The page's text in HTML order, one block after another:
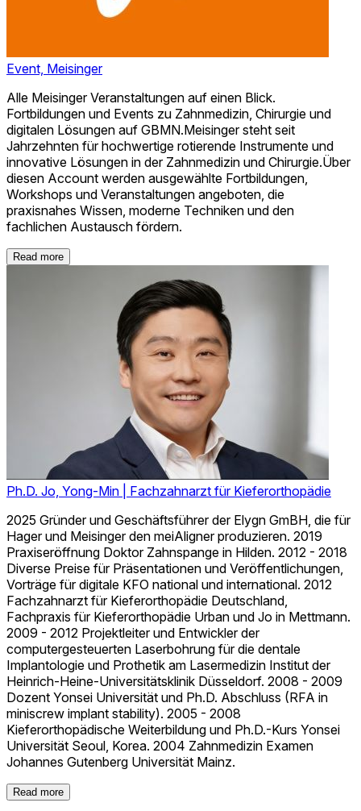
Event, Meisinger
Alle Meisinger Veranstaltungen auf einen Blick.
Fortbildungen und Events zu Zahnmedizin, Chirurgie und
digitalen Lösungen auf GBMN.Meisinger steht seit
Jahrzehnten für hochwertige rotierende Instrumente und
innovative Lösungen in der Zahnmedizin und Chirurgie.Über
diesen Account werden ausgewählte Fortbildungen,
Workshops und Veranstaltungen angeboten, die
praxisnahes Wissen, moderne Techniken und den
fachlichen Austausch fördern.
Read more
Ph.D. Jo, Yong-Min
| Fachzahnarzt für Kieferorthopädie
2025 Gründer und Geschäftsführer der Elygn GmBH, die für
Hager und Meisinger den meiAligner produzieren. 2019
Praxiseröffnung Doktor Zahnspange in Hilden. 2012 - 2018
Diverse Preise für Präsentationen und Veröffentlichungen,
Vorträge für digitale KFO national und international. 2012
Fachzahnarzt für Kieferorthopädie Deutschland,
Fachpraxis für Kieferorthopädie Urban und Jo in Mettmann.
2009 - 2012 Projektleiter und Entwickler der
computergesteuerten Laserbohrung für die dentale
Implantologie und Prothetik am Lasermedizin Institut der
Heinrich-Heine-Universitätsklinik Düsseldorf. 2008 - 2009
Dozent Yonsei Universität und Ph.D. Abschluss (RFA in
miniscrew implant stability). 2005 - 2008
Kieferorthopädische Weiterbildung und Ph.D.-Kurs Yonsei
Universität Seoul, Korea. 2004 Zahnmedizin Examen
Johannes Gutenberg Universität Mainz.
Read more